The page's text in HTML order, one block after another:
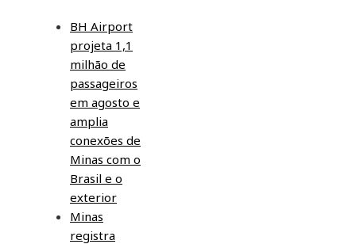
BH Airport
projeta 1,1
milhão de
passageiros
em agosto e
amplia
conexões de
Minas com o
Brasil e o
exterior
Minas
registra